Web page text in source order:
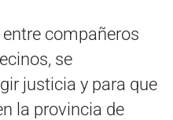
compañeros
se
justicia y para que
la provincia de